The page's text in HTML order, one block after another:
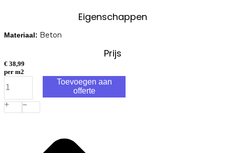
Eigenschappen
Materiaal: Beton
Prijs
€ 38,99
per m2
Crown
GRN+
Dikformaat
21x7x8
Toevoegen aan
offerte